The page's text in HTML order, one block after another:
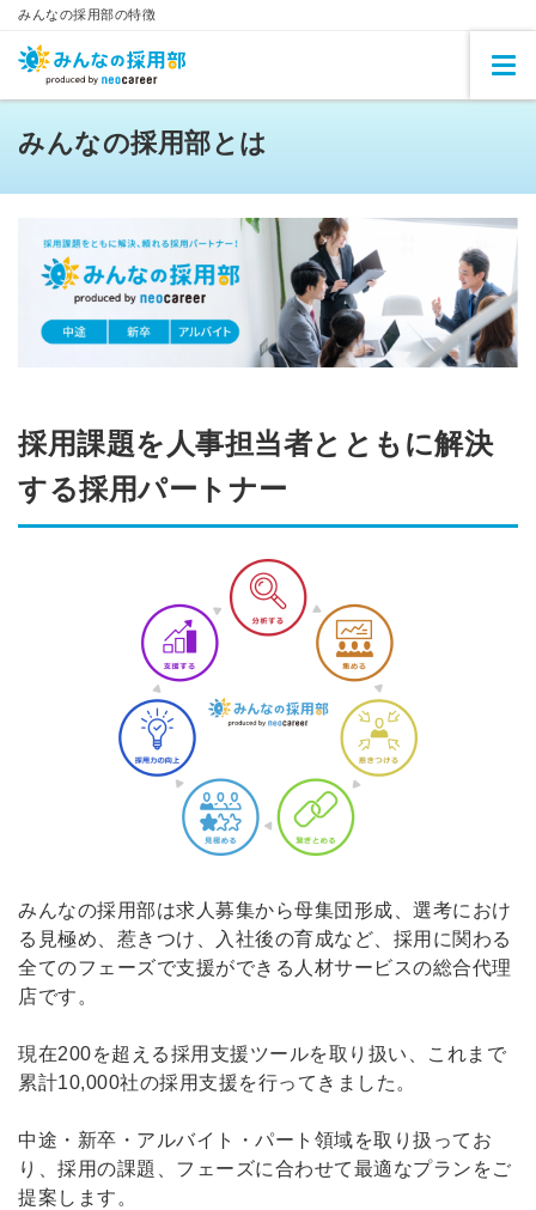
みんなの採用部の特徴
みんなの採用部とは
採用課題を人事担当者とともに解決
する採用パートナー
みんなの採用部は求人募集から母集団形成、選考におけ
る見極め、惹きつけ、入社後の育成など、採用に関わる
全てのフェーズで支援ができる人材サービスの総合代理
店です。
現在200を超える採用支援ツールを取り扱い、これまで
累計10,000社の採用支援を行ってきました。
中途・新卒・アルバイト・パート領域を取り扱ってお
り、採用の課題、フェーズに合わせて最適なプランをご
提案します。